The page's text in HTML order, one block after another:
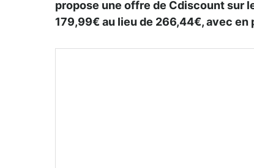
propose une offre de Cdiscount sur
179,99€ au lieu de 266,44€, avec